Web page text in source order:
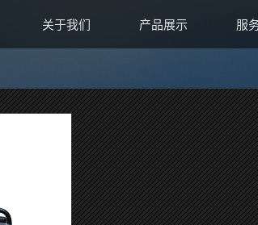
关于我们 产品展示 服